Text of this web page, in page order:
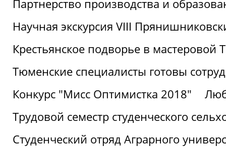
Партнерство производства и
Научная экскурсия VIII
Крестьянское подворье в мастеровой
Тюменские специалисты готовы
Конкурс "Мисс Оптимистка 2018"
Трудовой семестр студенческого
Студенческий отряд Аграрного